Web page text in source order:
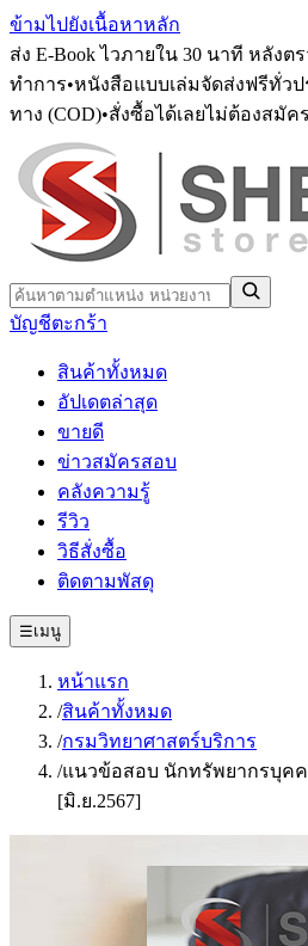
ข้ามไปยังเนื้อหาหลัก
ส่ง E-Book ไวภายใน 30 นาที หลังต
ทำการ•หนังสือแบบเล่มจัดส่งฟรีทั่วป
ทาง (COD)•สั่งซื้อได้เลยไม่ต้องสมัค
บัญชีตะกร้า
สินค้าทั้งหมด
อัปเดตล่าสุด
ขายดี
ข่าวสมัครสอบ
คลังความรู้
รีวิว
วิธีสั่งซื้อ
ติดตามพัสดุ
☰เมนู
หน้าแรก
/สินค้าทั้งหมด
/กรมวิทยาศาสตร์บริการ
/แนวข้อสอบ นักทรัพยากรบุค
[มิ.ย.2567]